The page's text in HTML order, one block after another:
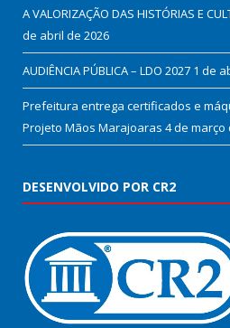
A VALORIZAÇÃO DAS HISTÓRIAS E
de abril de 2026
AUDIÊNCIA PÚBLICA – LDO 2027 1 de
Prefeitura entrega certificados e
Projeto Mãos Marajoaras 4 de março
DESENVOLVIDO POR CR2